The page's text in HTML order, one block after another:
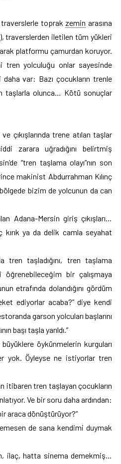
traverslerle toprak zemin arasına
), traverslerden iletilen tüm yükleri
platformu çamurdan koruyor.
tren yolculuğu onlar sayesinde
var: Bazı çocukların trenle
taşlarla olunca… Kötü sonuçlar
çıkışlarında trene atılan taşlar
zarara uğradığını belirtmiş
“tren taşlama olayı”nın son
makinist Abdurrahman Kılınç
bizim de yolcunun da can
Adana-Mersin giriş çıkışları…
kırık ya da delik camla seyahat
tren taşladığını, tren taşlama
öğrenebileceğim bir çalışmaya
etrafında dolandığını gördüm
ediyorlar acaba?” diye kendi
garson yolcuları başlarını
başı taşla yarıldı.”
öykünmelerin kurguları
yok. Öyleyse ne istiyorlar tren
itibaren tren taşlayan çocukların
Ve bir soru daha ardından:
araca dönüştürüyor?”
de sana kendimi duymak
ilaç, hatta sinema demekmiş…